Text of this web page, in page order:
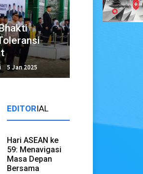
5 Jan 2025
EDITORIAL
Hari ASEAN ke
59: Menavigasi
Masa Depan
Bersama